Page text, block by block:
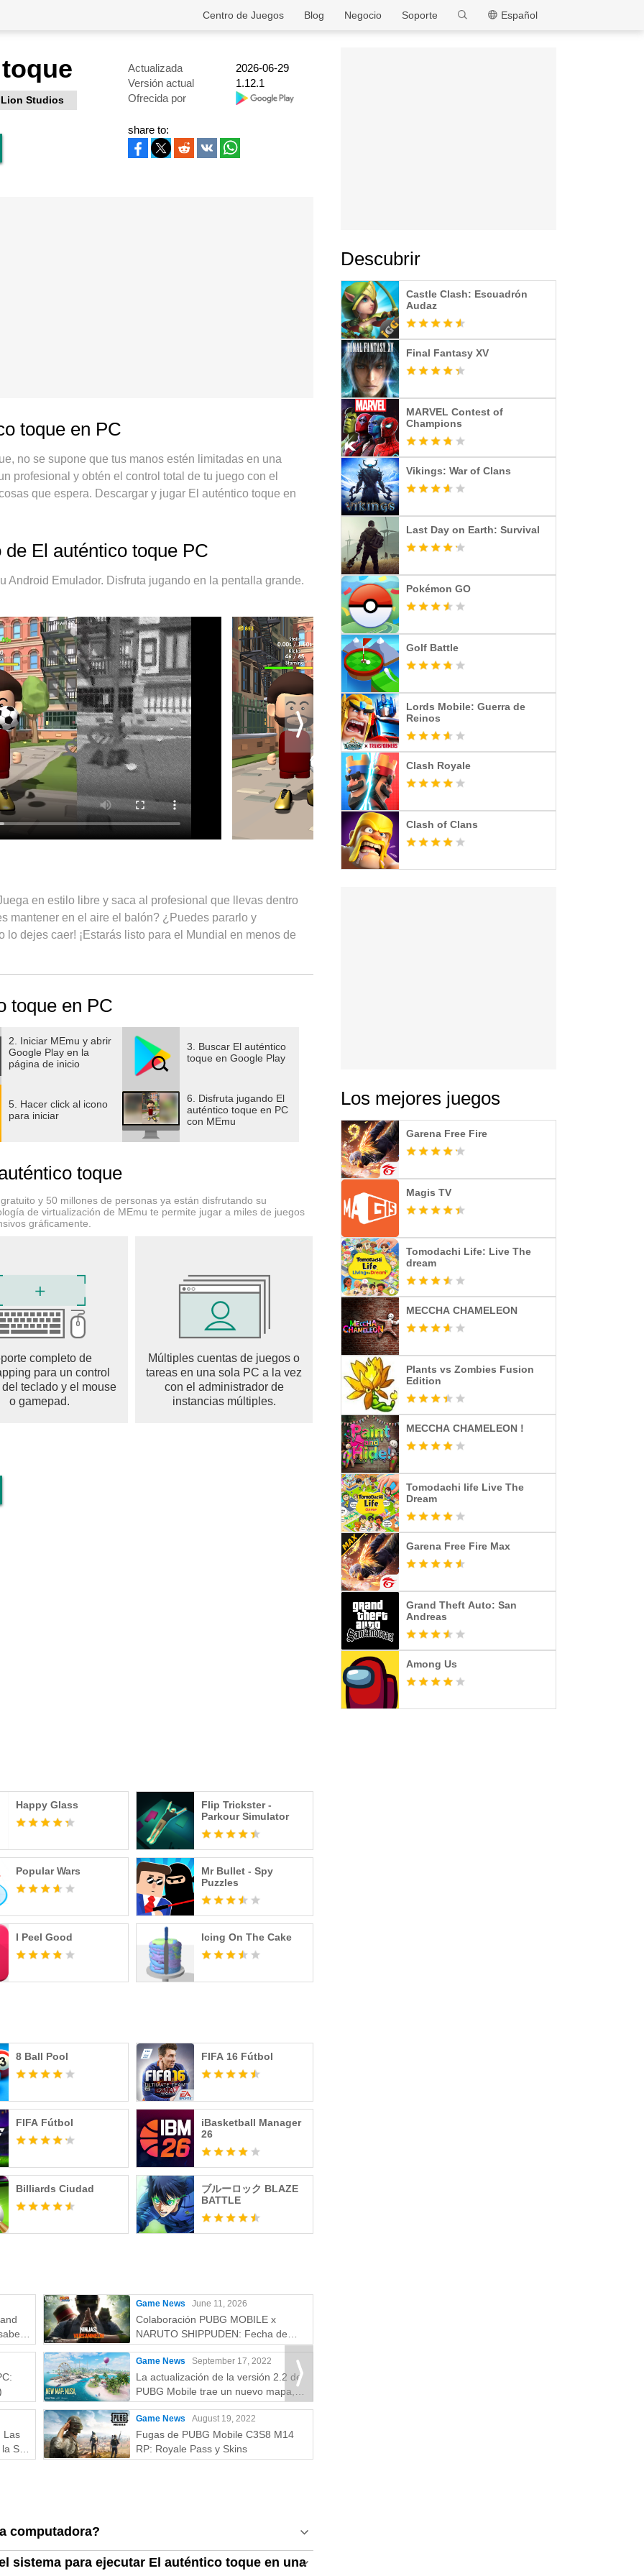
MEmu
Español
Soporte
Negocio
Blog
Centro de Juegos
Lion Studios
Actualizada
2026-06-29
Versión actual
1.12.1
Ofrecida por
share to:
toque en PC
no se supone que tus manos estén limitadas en una
profesional y obtén el control total de tu juego con el
que espera. Descargar y jugar El auténtico toque en
de batería, datos móviles y llamadas molestas.
preestablecido convierte a El auténtico toque en un
absorción, el administrador de instancias múltiples hace
Y lo más importante, nuestro exclusivo motor de
hacer que todo sea más fluido. Nos importa no solo
de la felicidad de los juegos.
El auténtico toque PC
Android Emulador. Disfruta jugando en la pentalla grande.
en estilo libre y saca al profesional que llevas dentro
mantener en el aire el balón? ¿Puedes pararlo y
lo dejes caer! ¡Estarás listo para el Mundial en menos de
truco legendario de la "doble vuelta al mundo"??
¿Cuántos toques puedes dar? ¿Cómo se te da
fácil de aprender pero difícil de dominar. ¿Qué tipo de
existe. Controla tus pies para mantener en el aire el
Cambia la ubicación desde donde empiezas a
y posibilidades infinitas.
quieras tocar y jugar, El auténtico toque es para ti. Este
de fútbol que existe. ¡Qué tengas suerte intentando dejar
ver en el juego.
toque en PC
2. Iniciar MEmu y abrir
Google Play en la
página de inicio
3. Buscar El auténtico
toque en Google Play
5. Hacer click al icono
para iniciar
6. Disfruta jugando El
auténtico toque en PC
con MEmu
toque
y 50 millones de personas ya están disfrutando su
de virtualización de MEmu te permite jugar a miles de juegos
gráficamente.
completo de
para un control
teclado y el mouse
o gamepad.
Múltiples cuentas de juegos o
tareas en una sola PC a la vez
con el administrador de
instancias múltiples.
Happy Glass
Flip Trickster -
Parkour Simulator
Popular Wars
Mr Bullet - Spy
Puzzles
I Peel Good Icing On The Cake
8 Ball Pool FIFA 16 Fútbol
FIFA Fútbol
iBasketball Manager
26
Billiards Ciudad
ブルーロック BLAZE
BATTLE
Las
S a
Game News June 11, 2026
Colaboración PUBG MOBILE x
NARUTO SHIPPUDEN: Fecha de
lanzamiento y recompensas gratuitas
Game News September 17, 2022
La actualización de la versión 2.2 de
PUBG Mobile trae un nuevo mapa,
modos y más
Game News August 19, 2022
Fugas de PUBG Mobile C3S8 M14
RP: Royale Pass y Skins
computadora?
sistema para ejecutar El auténtico toque en una
Descubrir
Castle Clash: Escuadrón
Audaz
Final Fantasy XV
MARVEL Contest of
Champions
Vikings: War of Clans
Last Day on Earth: Survival
Pokémon GO
Golf Battle
Lords Mobile: Guerra de
Reinos
Clash Royale
Clash of Clans
Los mejores juegos
Garena Free Fire
Magis TV
Tomodachi Life: Live The
dream
MECCHA CHAMELEON
Plants vs Zombies Fusion
Edition
MECCHA CHAMELEON !
Tomodachi life Live The
Dream
Garena Free Fire Max
Grand Theft Auto: San
Andreas
Among Us